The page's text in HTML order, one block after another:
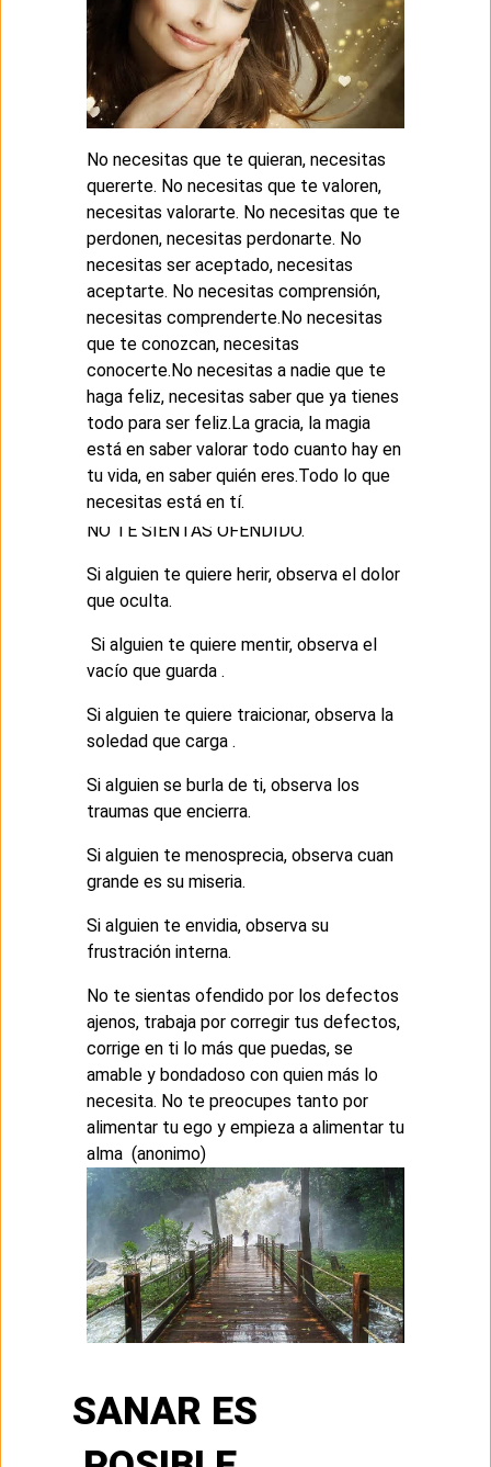
No necesitas que te quieran, necesitas
quererte. No necesitas que te valoren,
necesitas valorarte. No necesitas que te
perdonen, necesitas perdonarte. No
necesitas ser aceptado, necesitas
aceptarte. No necesitas comprensión,
necesitas comprenderte.No necesitas
que te conozcan, necesitas
conocerte.No necesitas a nadie que te
haga feliz, necesitas saber que ya tienes
todo para ser feliz.La gracia, la magia
está en saber valorar todo cuanto hay en
tu vida, en saber quién eres.Todo lo que
necesitas está en tí.
NO TE SIENTAS OFENDIDO.
Si alguien te quiere herir, observa el dolor
que oculta.
Si alguien te quiere mentir, observa el
vacío que guarda .
Si alguien te quiere traicionar, observa la
soledad que carga .
Si alguien se burla de ti, observa los
traumas que encierra.
Si alguien te menosprecia, observa cuan
grande es su miseria.
Si alguien te envidia, observa su
frustración interna.
No te sientas ofendido por los defectos
ajenos, trabaja por corregir tus defectos,
corrige en ti lo más que puedas, se
amable y bondadoso con quien más lo
necesita. No te preocupes tanto por
alimentar tu ego y empieza a alimentar tu
alma (anonimo)
SANAR ES